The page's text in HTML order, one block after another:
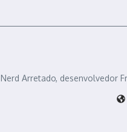
Arretado, desenvolvedor